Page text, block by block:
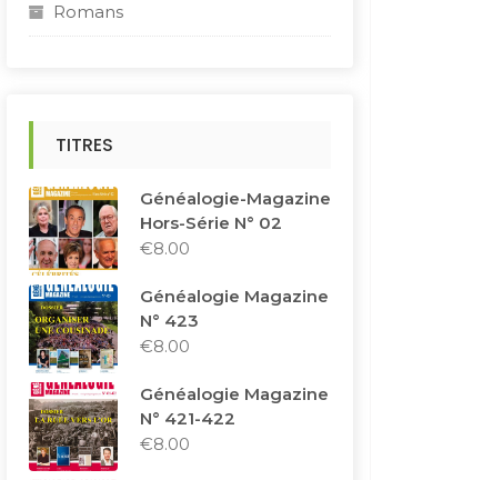
Romans
TITRES
Généalogie-Magazine
Hors-Série N° 02
€8.00
Généalogie Magazine
N° 423
€8.00
Généalogie Magazine
N° 421-422
€8.00